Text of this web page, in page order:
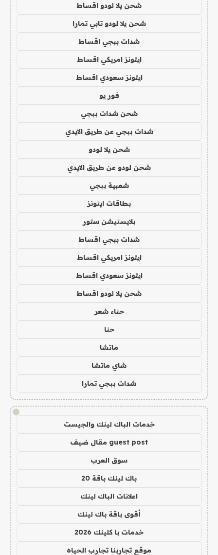
شحن يلا لودو اقساط
شحن يلا لودو تابي تمارا
شدات ببجي اقساط
ايتونز امريكي اقساط
ايتونز سعودي اقساط
فور يو
شحن شدات ببجي
شدات ببجي عن طريق الايدي
شحن يلا لودو
شحن لودو عن طريق الايدي
شعبية ببجي
بطاقات ايتونز
بلايستيشن ستور
شدات ببجي اقساط
ايتونز امريكي اقساط
ايتونز سعودي اقساط
شحن يلا لودو اقساط
حناء شعر
حنا
ماتشا
شاي ماتشا
شدات ببجي تمارا
!
خدمات الباك لينك والجيست
guest post مقال ضيف
سوق العرب
باك لينك باقة 20
اعلانات الباك لينك
أقوى باقة باك لينك
خدمات با كلينك 2026
موقع تجاربنا تجارب الحياه